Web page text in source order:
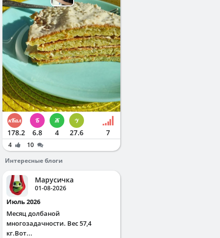
178.2 6.8 4 27.6 7
4
10
Интересные блоги
Марусичка
01-08-2026
Июль 2026
Месяц долбаной
многозадачности. Вес 57,4
кг.Вот...